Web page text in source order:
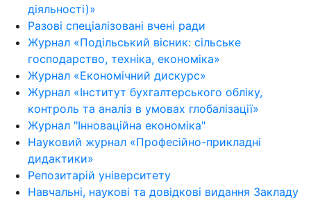
діяльності)»
Разові спеціалізовані вчені ради
Журнал «Подільський вісник: сільське
господарство, техніка, економіка»
Журнал «Економічний дискурс»
Журнал «Інститут бухгалтерського обліку,
контроль та аналіз в умовах глобалізації»
Журнал "Інноваційна економіка"
Науковий журнал «Професійно-прикладні
дидактики»
Репозитарій університету
Навчальні, наукові та довідкові видання Закладу